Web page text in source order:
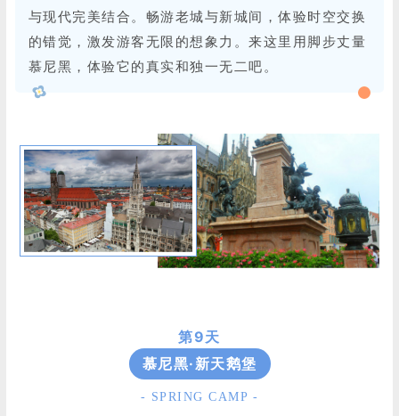
与现代完美结合。畅游老城与新城间，体验时空交换
的错觉，激发游客无限的想象力。来这里用脚步丈量
慕尼黑，体验它的真实和独一无二吧。
第9天
慕尼黑·新天鹅堡
- SPRING CAMP -